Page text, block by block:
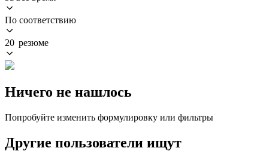
По соответствию
20 резюме
Ничего не нашлось
Попробуйте изменить формулировку или фильтры
Другие пользователи ищут